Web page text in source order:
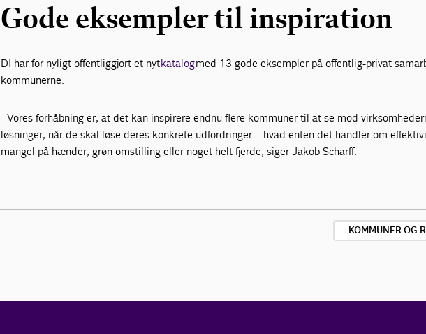
Gode eksempler til inspiration
DI har for nyligt offentliggjort et nytkatalogmed 13 gode eksempler på offentlig-privat
kommunerne.
- Vores forhåbning er, at det kan inspirere endnu flere kommuner til at se mod
løsninger, når de skal løse deres konkrete udfordringer – hvad enten det handler om
mangel på hænder, grøn omstilling eller noget helt fjerde, siger Jakob Scharff.
KOMMUNER OG